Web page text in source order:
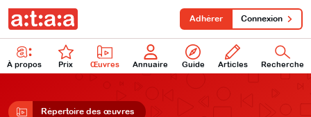
À propos Prix Œuvres Annuaire Guide Articles Recherche
Adhérer Connexion
Répertoire des œuvres